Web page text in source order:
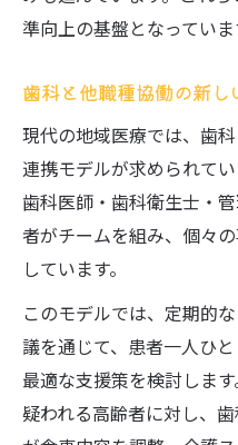
準向上の基盤となっていま
歯科と他職種協働の新し
現代の地域医療では、歯
連携モデルが求められて
歯科医師・歯科衛生士・
者がチームを組み、個々
しています。
このモデルでは、定期的
議を通じて、患者一人ひ
最適な支援策を検討しま
疑われる高齢者に対し、